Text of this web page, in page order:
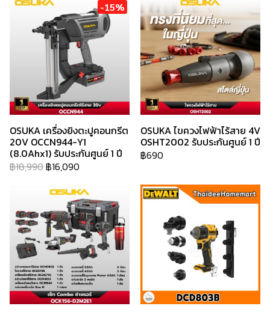
-15%
OSUKA เครื่องยิงตะปูคอนกรีต
20V OCCN944-Y1
(8.0Ahx1) รับประกันศูนย์ 1 ปี
฿18,990฿16,090
OSUKA ไขควงไฟฟ้าไร้สาย 4V
OSHT2002 รับประกันศูนย์ 1 ปี
฿690